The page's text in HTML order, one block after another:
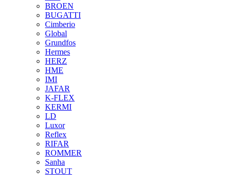
BROEN
BUGATTI
Cimberio
Global
Grundfos
Hermes
HERZ
HME
IMI
JAFAR
K-FLEX
KERMI
LD
Luxor
Reflex
RIFAR
ROMMER
Sanha
STOUT